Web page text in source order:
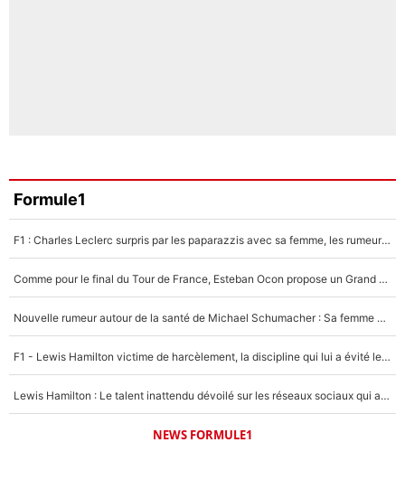
Formule1
F1 : Charles Leclerc surpris par les paparazzis avec sa femme, les rumeurs étaient vraies !
Comme pour le final du Tour de France, Esteban Ocon propose un Grand Prix de Formule 1 à Paris : «Autour de l’Arc de Triomphe, ce serait génial» !
Nouvelle rumeur autour de la santé de Michael Schumacher : Sa femme Corinna sort du silence
F1 - Lewis Hamilton victime de harcèlement, la discipline qui lui a évité le pire : «J'aurais probablement mal tourné»
Lewis Hamilton : Le talent inattendu dévoilé sur les réseaux sociaux qui a impressionné Kim Kardashian pendant leurs vacances en amoureux !
NEWS FORMULE1